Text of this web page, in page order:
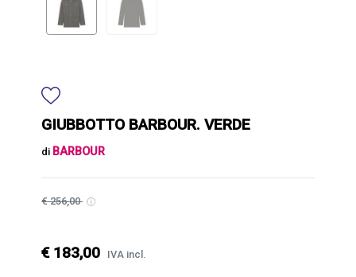
GIUBBOTTO BARBOUR. VERDE
di BARBOUR
€ 256,00
€ 183,00 IVA incl.